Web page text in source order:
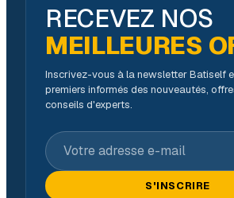
RECEVEZ NOS
MEILLEURES
Inscrivez-vous à la newsletter Batiself
premiers informés des nouveautés,
conseils d'experts.
Votre adresse e-mail
S'INSCRIRE